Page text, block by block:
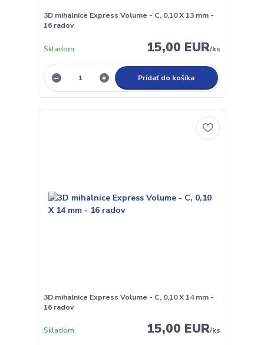
3D mihalnice Express Volume - C, 0,10 X 13 mm -
16 radov
15,00 EUR/ks
Skladom
Pridať do košíka
3D mihalnice Express Volume - C, 0,10 X 14 mm -
16 radov
15,00 EUR/ks
Skladom